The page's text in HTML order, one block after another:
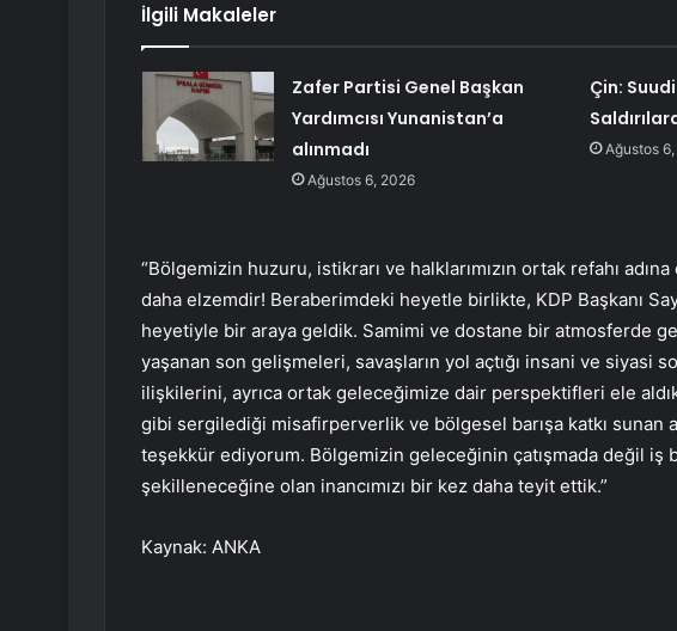
İlgili Makaleler
Zafer Partisi Genel Başkan
Yardımcısı Yunanistan’a
alınmadı
Ağustos 6, 2026
Çin:
Ağustos
“Bölgemizin huzuru, istikrarı ve halklarımızın ortak refahı
daha elzemdir! Beraberimdeki heyetle birlikte, KDP Başkanı
heyetiyle bir araya geldik. Samimi ve dostane bir atmosferde
yaşanan son gelişmeleri, savaşların yol açtığı insani ve siyasi
ilişkilerini, ayrıca ortak geleceğimize dair perspektifleri ele
gibi sergilediği misafirperverlik ve bölgesel barışa katkı sunan
teşekkür ediyorum. Bölgemizin geleceğinin çatışmada değil iş
şekilleneceğine olan inancımızı bir kez daha teyit ettik.”
Kaynak: ANKA